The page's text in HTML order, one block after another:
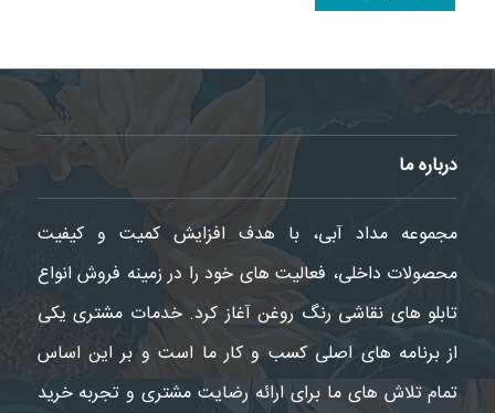
درباره ما
مجموعه مداد آبی، با هدف افزایش کمیت و کیفیت
محصولات داخلی، فعالیت های خود را در زمینه فروش انواع
تابلو های نقاشی رنگ روغن آغاز کرد. خدمات مشتری یکی
از برنامه های اصلی کسب و کار ما است و بر این اساس
تمام تلاش های ما برای ارائه رضایت مشتری و تجربه خرید